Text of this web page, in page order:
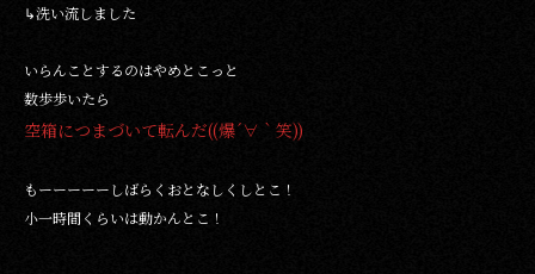
↳洗い流しました
いらんことするのはやめとこっと
数歩歩いたら
空箱につまづいて転んだ((爆´∀｀笑))
もーーーーーしばらくおとなしくしとこ！
小一時間くらいは動かんとこ！